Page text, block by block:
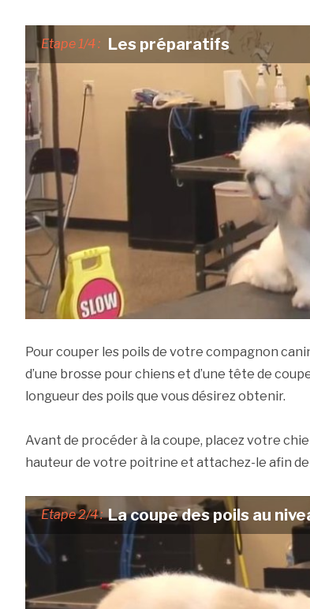
Etape 1/4 : Les préparatifs
Pour couper les poils de votre compagnon
d’une brosse pour chiens et d’une tête de
longueur des poils que vous désirez obtenir.
Avant de procéder à la coupe, placez votre
hauteur de votre poitrine et attachez-le afin
Etape 2/4 : La coupe des poils au